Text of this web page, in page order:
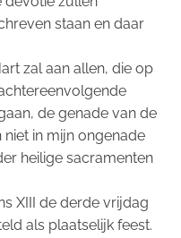
staan en daar
zal aan allen, die op
de genade van de
in mijn ongenade
heilige sacramenten
XIII de derde vrijdag
als plaatselijk feest.